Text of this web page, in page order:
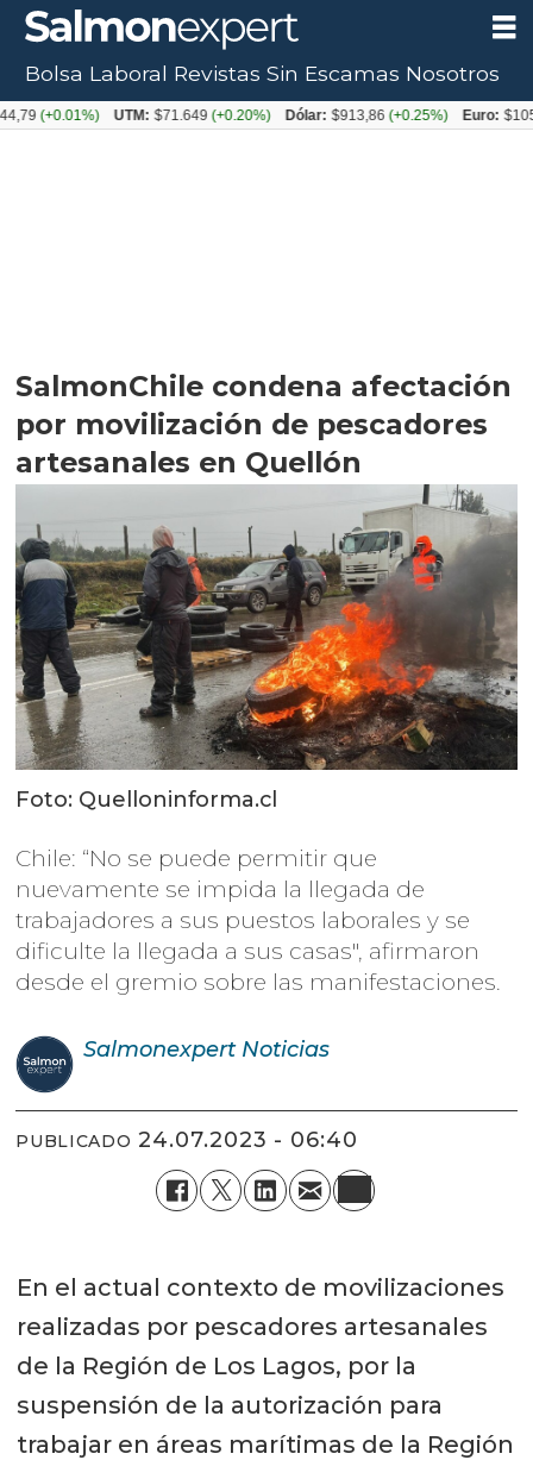
SalmonChile condena afectación
por movilización de pescadores
artesanales en Quellón
Foto: Quelloninforma.cl
Chile: “No se puede permitir que
nuevamente se impida la llegada de
trabajadores a sus puestos laborales y se
dificulte la llegada a sus casas", afirmaron
desde el gremio sobre las manifestaciones.
Salmonexpert Noticias
PUBLICADO 24.07.2023 - 06:40
En el actual contexto de movilizaciones
realizadas por pescadores artesanales
de la Región de Los Lagos, por la
suspensión de la autorización para
trabajar en áreas marítimas de la Región
Bolsa Laboral Revistas Sin Escamas Nosotros
UTM: $71.649(+0.20%) Dólar: $913,86(+0.25%) Euro: $1053,08(-